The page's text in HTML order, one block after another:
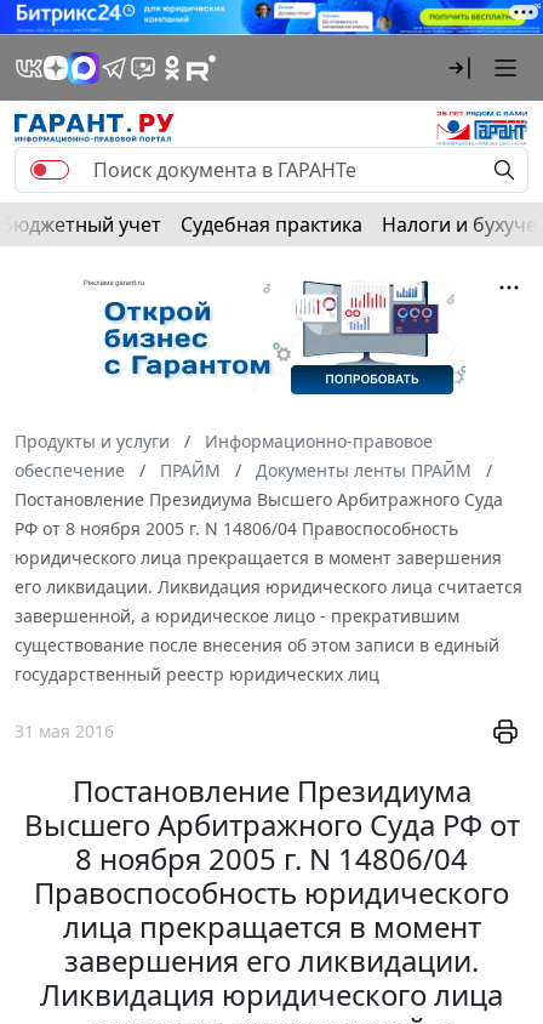
Бюджетный учет Судебная практика Налоги и
Продукты и услуги
Информационно-правовое
обеспечение
ПРАЙМ
Документы ленты ПРАЙМ
Постановление Президиума Высшего Арбитражного Суда
РФ от 8 ноября 2005 г. N 14806/04 Правоспособность
юридического лица прекращается в момент завершения
его ликвидации. Ликвидация юридического лица считается
завершенной, а юридическое лицо - прекратившим
существование после внесения об этом записи в единый
государственный реестр юридических лиц
31 мая 2016
Постановление Президиума
Высшего Арбитражного Суда РФ от
8 ноября 2005 г. N 14806/04
Правоспособность юридического
лица прекращается в момент
завершения его ликвидации.
Ликвидация юридического лица